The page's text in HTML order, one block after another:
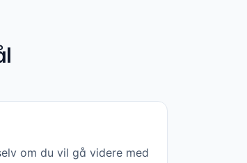
om du vil gå videre med